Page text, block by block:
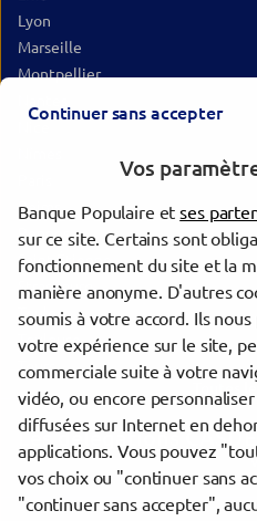
Lyon
Marseille
Montpellier
Reims
Rennes
Saint-Étienne
Strasbourg
Toulon
Toulouse
Tours
Toutes
Les délégations
Continuer sans accepter
Vos
Banque Populaire etses
sur ce site. Certains sont
fonctionnement du site et la
manière anonyme. D'autres
soumis à votre accord. Ils
votre expérience sur le site,
commerciale suite à votre
vidéo, ou encore
diffusées sur Internet en
applications. Vous pouvez
vos choix ou "continuer sans
"continuer sans accepter",